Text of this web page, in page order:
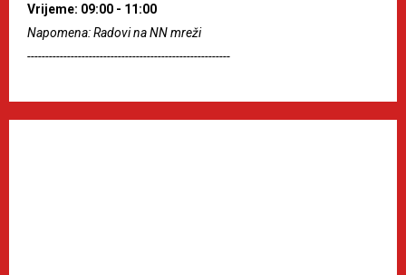
Vrijeme: 09:00 - 11:00
Napomena: Radovi na NN mreži
--------------------------------------------------------